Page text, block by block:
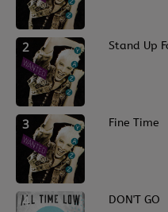
2 Stand Up
3 Fine Time
4 DON'T GO